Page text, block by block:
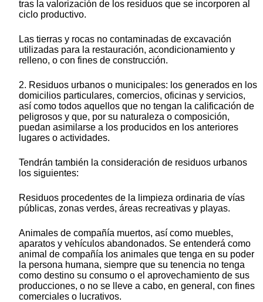
tras la valorización de los residuos que se incorporen al
ciclo productivo.
Las tierras y rocas no contaminadas de excavación
utilizadas para la restauración, acondicionamiento y
relleno, o con fines de construcción.
2. Residuos urbanos o municipales: los generados en los
domicilios particulares, comercios, oficinas y servicios,
así como todos aquellos que no tengan la calificación de
peligrosos y que, por su naturaleza o composición,
puedan asimilarse a los producidos en los anteriores
lugares o actividades.
Tendrán también la consideración de residuos urbanos
los siguientes:
Residuos procedentes de la limpieza ordinaria de vías
públicas, zonas verdes, áreas recreativas y playas.
Animales de compañía muertos, así como muebles,
aparatos y vehículos abandonados. Se entenderá como
animal de compañía los animales que tenga en su poder
la persona humana, siempre que su tenencia no tenga
como destino su consumo o el aprovechamiento de sus
producciones, o no se lleve a cabo, en general, con fines
comerciales o lucrativos.